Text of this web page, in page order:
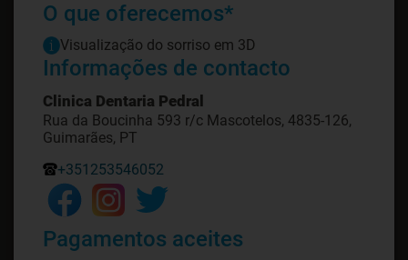
O que oferecemos*
Visualização do sorriso em 3D
Informações de contacto
Clinica Dentaria Pedral
Rua da Boucinha 593 r/c Mascotelos, 4835-126,
Guimarães, PT
+351253546052
Pagamentos aceites